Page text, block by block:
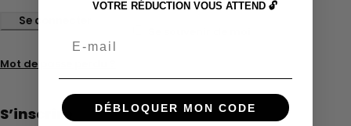
Se connecter
Mot de passe perdu ?
S’inscrire
VOTRE RÉDUCTION VOUS ATTEND 🔓
DÉBLOQUER MON CODE